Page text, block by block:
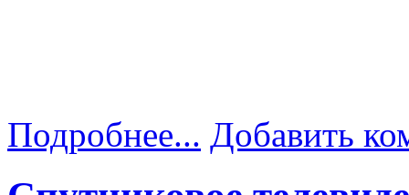
Подробнее... Добавить